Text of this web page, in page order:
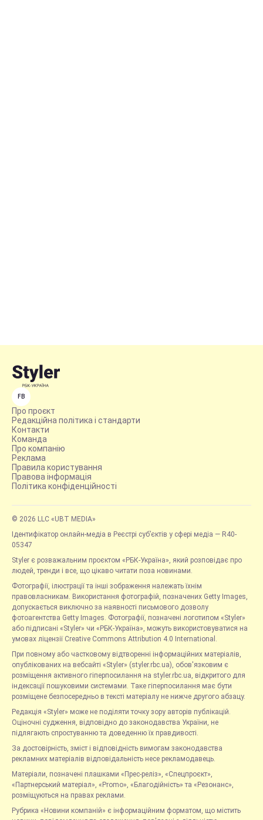
FB
Про проєкт
Редакційна політика і стандарти
Контакти
Команда
Про компанію
Реклама
Правила користування
Правова інформація
Політика конфіденційності
© 2026 LLC «UBT MEDIA»
Ідентифікатор онлайн-медіа в Реєстрі суб’єктів у сфері медіа — R40-
05347
Styler є розважальним проєктом «РБК-Україна», який розповідає про
людей, тренди і все, що цікаво читати поза новинами.
Фотографії, ілюстрації та інші зображення належать їхнім
правовласникам. Використання фотографій, позначених Getty Images,
допускається виключно за наявності письмового дозволу
фотоагентства Getty Images. Фотографії, позначені логотипом «Styler»
або підписані «Styler» чи «РБК-Україна», можуть використовуватися на
умовах ліцензії Creative Commons Attribution 4.0 International.
При повному або частковому відтворенні інформаційних матеріалів,
опублікованих на вебсайті «Styler» (styler.rbc.ua), обов'язковим є
розміщення активного гіперпосилання на styler.rbc.ua, відкритого для
індексації пошуковими системами. Таке гіперпосилання має бути
розміщене безпосередньо в тексті матеріалу не нижче другого абзацу.
Редакція «Styler» може не поділяти точку зору авторів публікацій.
Оціночні судження, відповідно до законодавства України, не
підлягають спростуванню та доведенню їх правдивості.
За достовірність, зміст і відповідність вимогам законодавства
рекламних матеріалів відповідальність несе рекламодавець.
Матеріали, позначені плашками «Прес-реліз», «Спецпроєкт»,
«Партнерський матеріал», «Promo», «Благодійність» та «Резонанс»,
розміщуються на правах реклами.
Рубрика «Новини компаній» є інформаційним форматом, що містить